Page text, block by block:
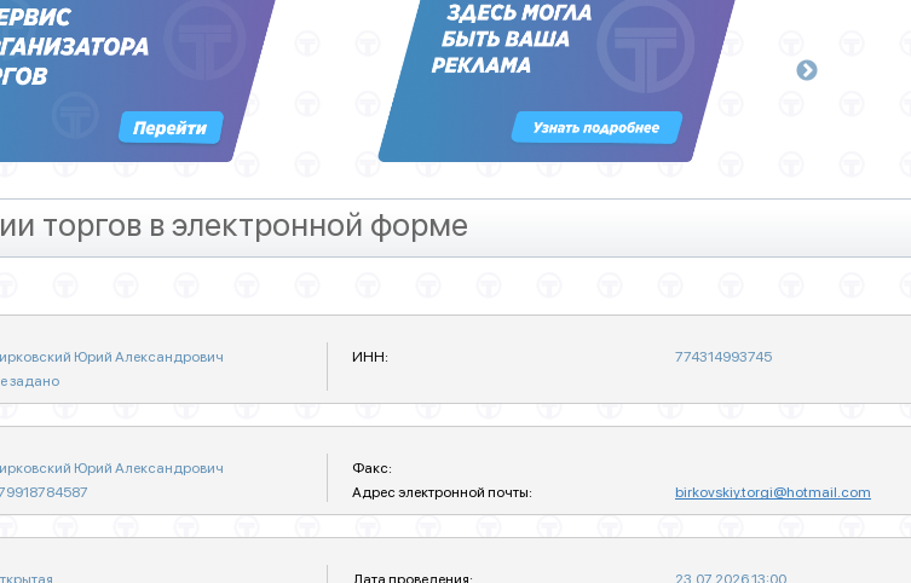
торгов в электронной форме
Юрий Александрович ИНН:
774314993745
задано
Юрий Александрович
Факс:
Адрес электронной почты: birkovskiy.torgi@hotmail.com
Дата проведения:
23.07.2026 13:00